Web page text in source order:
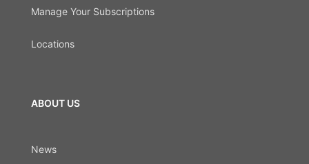
Manage Your Subscriptions
Locations
ABOUT US
News